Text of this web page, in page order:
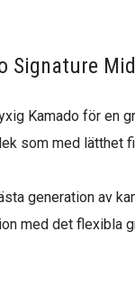
Signature
Kamado för en
som med lätthet
generation av
med det flexibla